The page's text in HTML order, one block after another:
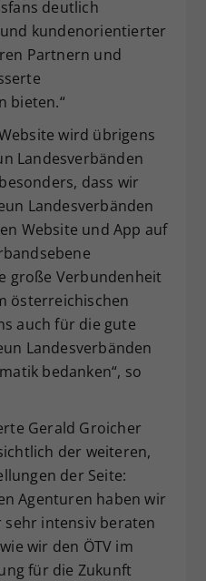
deutlich
kundenorientierter
Partnern und
bieten.“
wird übrigens
Landesverbänden
dass wir
Landesverbänden
Website und App auf
große Verbundenheit
österreichischen
auch für die gute
Landesverbänden
bedanken“, so
Gerald Groicher
der weiteren,
der Seite:
Agenturen haben wir
intensiv beraten
wir den ÖTV im
für die Zukunft